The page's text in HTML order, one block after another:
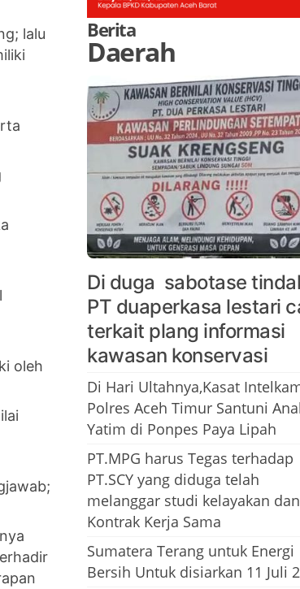
lalu
oleh
Berita
Daerah
Di duga sabotase
PT duaperkasa lestari
terkait plang informasi
kawasan konservasi
Di Hari Ultahnya,Kasat
Polres Aceh Timur Santuni
Yatim di Ponpes Paya Lipah
PT.MPG harus Tegas terhadap
PT.SCY yang diduga telah
melanggar studi kelayakan
Kontrak Kerja Sama
Sumatera Terang untuk Energi
Bersih Untuk disiarkan 11 Juli